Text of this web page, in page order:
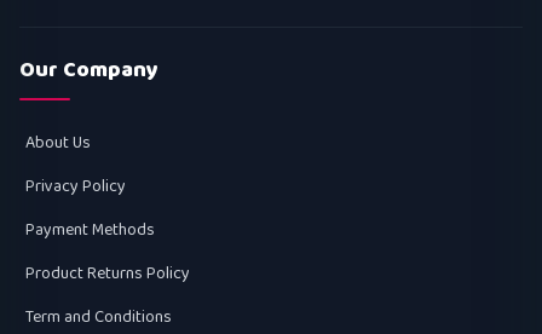
Our Company
About Us
Privacy Policy
Payment Methods
Product Returns Policy
Term and Conditions